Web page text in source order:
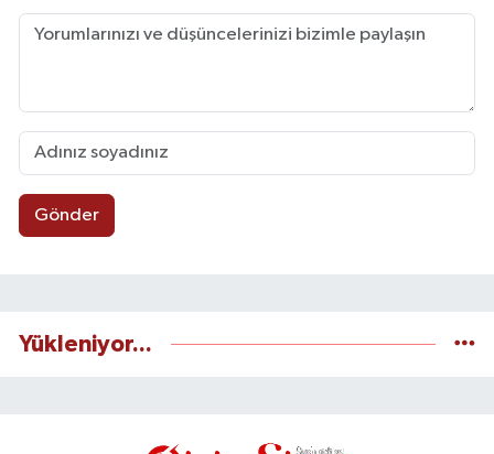
Gönder
Yükleniyor...